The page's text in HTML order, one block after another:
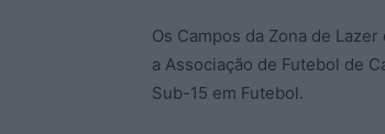
Os Campos da Zona de
a Associação de Futebol de
Sub-15 em Futebol.